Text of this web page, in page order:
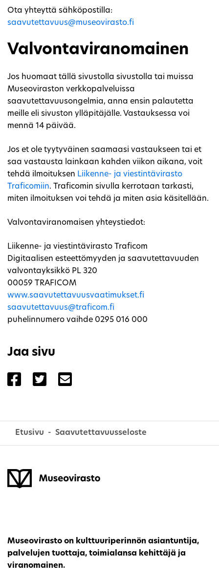
Ota yhteyttä sähköpostilla:
saavutettavuus@museovirasto.fi
Valvontaviranomainen
Jos huomaat tällä sivustolla sivustolla tai muissa
Museoviraston verkkopalveluissa
saavutettavuusongelmia, anna ensin palautetta
meille eli sivuston ylläpitäjälle. Vastauksessa voi
mennä 14 päivää.
Jos et ole tyytyväinen saamaasi vastaukseen tai et
saa vastausta lainkaan kahden viikon aikana, voit
tehdä ilmoituksen Liikenne- ja viestintävirasto
Traficomiin. Traficomin sivulla kerrotaan tarkasti,
miten ilmoituksen voi tehdä ja miten asia käsitellään.
Valvontaviranomaisen yhteystiedot:
Liikenne- ja viestintävirasto Traficom
Digitaalisen esteettömyyden ja saavutettavuuden
valvontayksikkö PL 320
00059 TRAFICOM
www.saavutettavuusvaatimukset.fi
saavutettavuus@traficom.fi
puhelinnumero vaihde 0295 016 000
Jaa sivu
Jaa sivu palvelussa Facebook
Jaa sivu palvelussa Twitter
Jaa sivu palvelussa Email
Etusivu Saavutettavuusseloste
Museovirasto on kulttuuriperinnön asiantuntija,
palvelujen tuottaja, toimialansa kehittäjä ja
viranomainen.